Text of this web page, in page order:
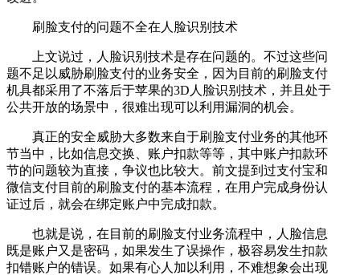
刷脸支付的问题不全在人脸识别技术
上文说过，人脸识别技术是存在问题的。不过这些问
题不足以威胁刷脸支付的业务安全，因为目前的刷脸支付
机具都采用了不落后于苹果的3D人脸识别技术，并且处于
公共开放的场景中，很难出现可以利用漏洞的机会。
真正的安全威胁大多数来自于刷脸支付业务的其他环
节当中，比如信息交换、账户扣款等等，其中账户扣款环
节的问题较为直接，争议也比较大。前文提到过支付宝和
微信支付目前的刷脸支付的基本流程，在用户完成身份认
证过后，就会在绑定账户中完成扣款。
也就是说，在目前的刷脸支付业务流程中，人脸信息
既是账户又是密码，如果发生了误操作，极容易发生扣款
扣错账户的错误。如果有心人加以利用，不难想象会出现